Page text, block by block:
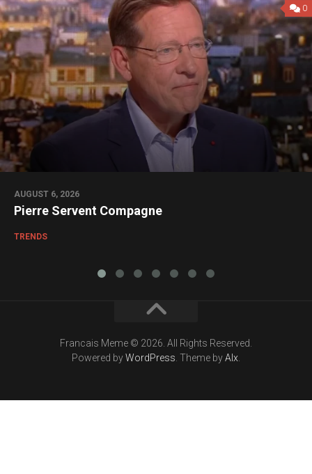
0
AUGUST 6, 2026
Pierre Servent Compagne
TRENDS
Francais Meme © 2026. All Rights Reserved.
Powered byWordPress. Theme byAlx.